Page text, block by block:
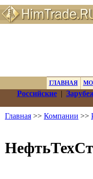
ГЛАВНАЯ
Российские|
Главная >> Компании >>